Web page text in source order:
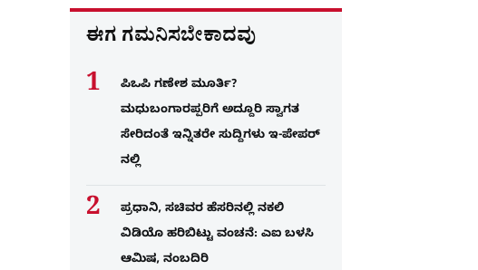
ಈಗ ಗಮನಿಸಬೇಕಾದವು
ಪಿಒಪಿ ಗಣೇಶ ಮೂರ್ತಿ?
ಮಧುಬಂಗಾರಪ್ಪರಿಗೆ ಅದ್ದೂರಿ ಸ್ವಾಗತ
ಸೇರಿದಂತೆ ಇನ್ನಿತರೇ ಸುದ್ದಿಗಳು ಇ-ಪೇಪರ್​
ನಲ್ಲಿ
ಪ್ರಧಾನಿ, ಸಚಿವರ ಹೆಸರಿನಲ್ಲಿ ನಕಲಿ
ವಿಡಿಯೊ ಹರಿಬಿಟ್ಟು ವಂಚನೆ: ಎಐ ಬಳಸಿ
ಆಮಿಷ, ನಂಬದಿರಿ